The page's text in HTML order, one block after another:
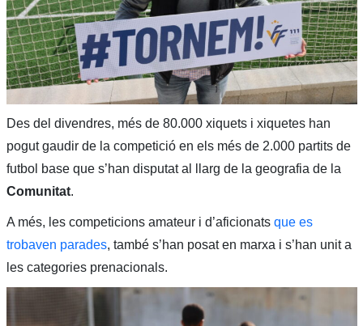
Des del divendres, més de 80.000 xiquets i xiquetes han
pogut gaudir de la competició en els més de 2.000 partits de
futbol base que s’han disputat al llarg de la geografia de la
Comunitat.
A més, les competicions amateur i d’aficionats que es
trobaven parades, també s’han posat en marxa i s’han unit a
les categories prenacionals.